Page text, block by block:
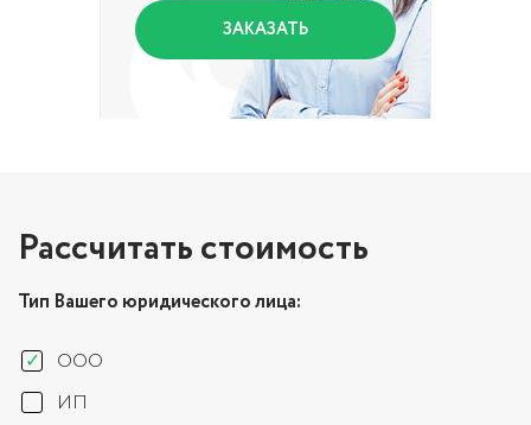
ЗАКАЗАТЬ
Рассчитать стоимость
Тип Вашего юридического лица:
ООО
ИП